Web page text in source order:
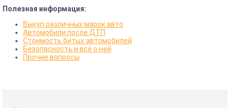
Полезная информация:
Выкуп различных марок авто
Автомобили после ДТП
Стоимость битых автомобилей
Безопасность и всё о ней
Прочие вопросы